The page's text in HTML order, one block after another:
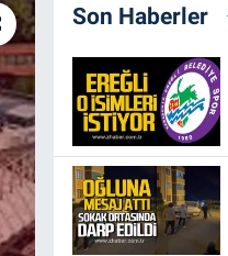
Son Haberler